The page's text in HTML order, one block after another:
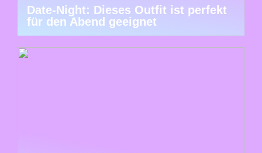
Date-Night: Dieses Outfit ist perfekt
für den Abend geeignet